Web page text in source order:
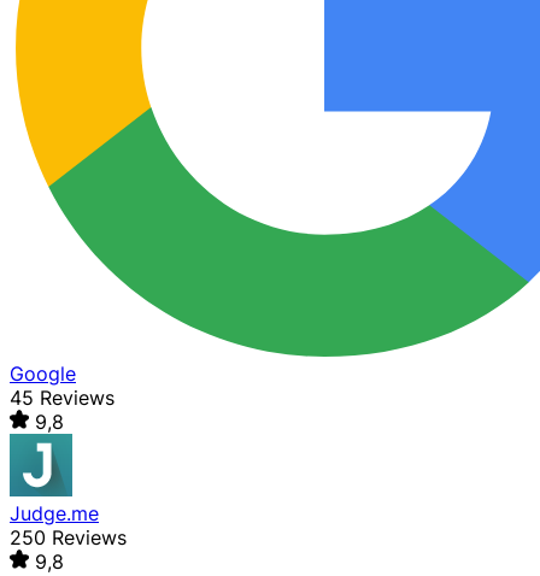
Google
45 Reviews
9,8
Judge.me
250 Reviews
9,8